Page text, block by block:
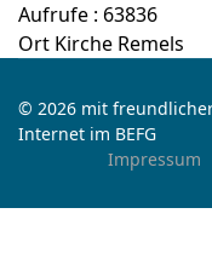
Aufrufe : 63836
Ort Kirche Remels
© 2026 mit
Internet im BEFG
Impressum